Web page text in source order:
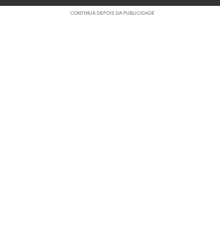
CONTINUA DEPOIS DA PUBLICIDADE